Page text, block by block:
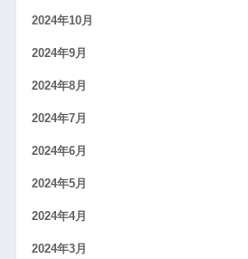
2024年10月
2024年9月
2024年8月
2024年7月
2024年6月
2024年5月
2024年4月
2024年3月